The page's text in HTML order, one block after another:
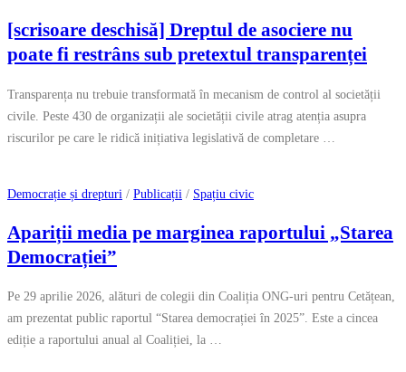
[scrisoare deschisă] Dreptul de asociere nu
poate fi restrâns sub pretextul transparenței
Transparența nu trebuie transformată în mecanism de control al societății
civile. Peste 430 de organizații ale societății civile atrag atenția asupra
riscurilor pe care le ridică inițiativa legislativă de completare …
Democrație și drepturi / Publicații / Spațiu civic
Apariții media pe marginea raportului „Starea
Democrației”
Pe 29 aprilie 2026, alături de colegii din Coaliția ONG-uri pentru Cetățean,
am prezentat public raportul “Starea democrației în 2025”. Este a cincea
ediție a raportului anual al Coaliției, la …